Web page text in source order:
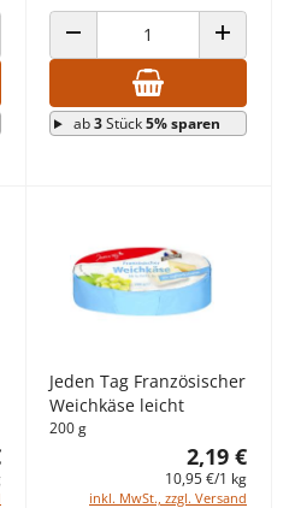
ERHÖHENANZAHL VERRINGERN ANZAHL
ab3Stück5% sparen
Jeden Tag Französischer
Weichkäse leicht
200 g
2,19 €
10,95 €/1 kg
inkl. MwSt., zzgl. Versand